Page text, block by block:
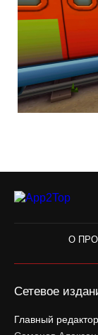
О
Сетевое
Главный